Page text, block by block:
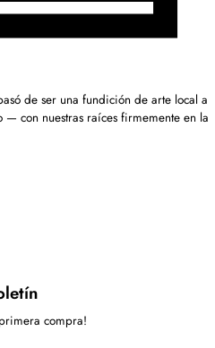
de ser una fundición de arte local a
con nuestras raíces firmemente en la
compra!